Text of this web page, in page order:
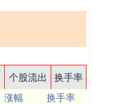
个股流出
换手率
涨幅
换手率